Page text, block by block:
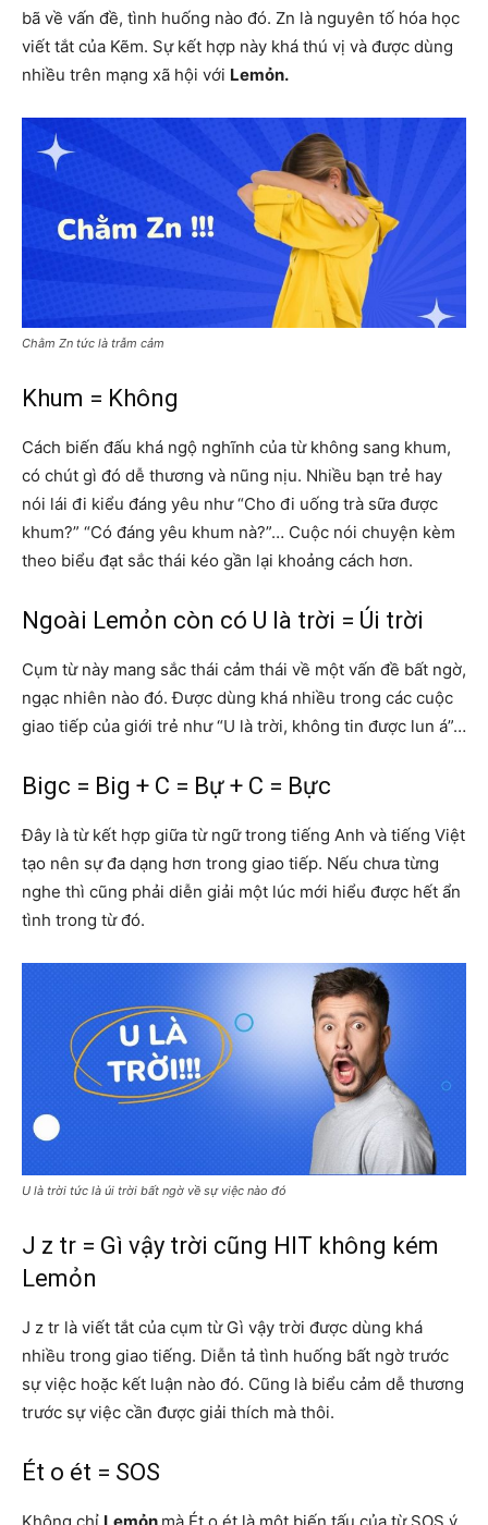
bã về vấn đề, tình huống nào đó. Zn là nguyên tố hóa học
viết tắt của Kẽm. Sự kết hợp này khá thú vị và được dùng
nhiều trên mạng xã hội với Lemỏn.
Chằm Zn tức là trẫm cảm
Khum = Không
Cách biến đấu khá ngộ nghĩnh của từ không sang khum,
có chút gì đó dễ thương và nũng nịu. Nhiều bạn trẻ hay
nói lái đi kiểu đáng yêu như “Cho đi uống trà sữa được
khum?” “Có đáng yêu khum nà?”… Cuộc nói chuyện kèm
theo biểu đạt sắc thái kéo gần lại khoảng cách hơn.
Ngoài Lemỏn còn có U là trời = Úi trời
Cụm từ này mang sắc thái cảm thái về một vấn đề bất ngờ,
ngạc nhiên nào đó. Được dùng khá nhiều trong các cuộc
giao tiếp của giới trẻ như “U là trời, không tin được lun á”…
Bigc = Big + C = Bự + C = Bực
Đây là từ kết hợp giữa từ ngữ trong tiếng Anh và tiếng Việt
tạo nên sự đa dạng hơn trong giao tiếp. Nếu chưa từng
nghe thì cũng phải diễn giải một lúc mới hiểu được hết ẩn
tình trong từ đó.
U là trời tức là úi trời bất ngờ về sự việc nào đó
J z tr = Gì vậy trời cũng HIT không kém
Lemỏn
J z tr là viết tắt của cụm từ Gì vậy trời được dùng khá
nhiều trong giao tiếng. Diễn tả tình huống bất ngờ trước
sự việc hoặc kết luận nào đó. Cũng là biểu cảm dễ thương
trước sự việc cần được giải thích mà thôi.
Ét o ét = SOS